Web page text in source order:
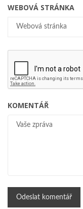
WEBOVÁ STRÁNKA
KOMENTÁŘ